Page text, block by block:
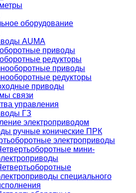
оборудование
AUMA
приводы
редукторы
приводы
редукторы
приводы
связи
управления
ГЗ
электроприводом
ручные конические ПРК
электроприводы
мини-
специального